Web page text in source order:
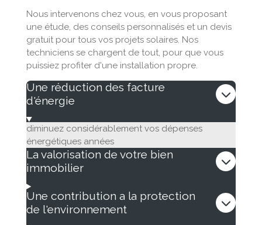
Nous intervenons chez vous, en vous proposant
une étude, des conseils personnalisés et un devis
gratuit pour tous vos projets solaires. Nos
techniciens se chargent de tout, pour que vous
puissiez profiter d'une installation propre.
Une réduction des facture
d'énergie
diminuez considérablement vos dépenses
énergétiques années
La valorisation de votre bien
immobilier
Une contribution a la protection
de l'environnement